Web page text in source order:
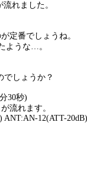
れました。
定番でしょうね。
ような…。
でしょうか？
30秒)
流れます。
ANT:AN-12(ATT-